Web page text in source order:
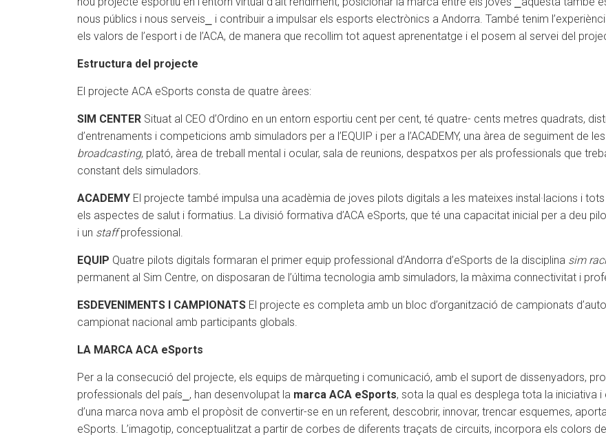
nous públics i nous serveis⎯ i contribuir a impulsar els esports electrònics a Andorra. També tenim
els valors de l’esport i de l’ACA, de manera que recollim tot aquest aprenentatge i el posem al servei del
Estructura del projecte
El projecte ACA eSports consta de quatre àrees:
SIM CENTER Situat al CEO d’Ordino en un entorn esportiu cent per cent, té quatre- cents metres quadrats,
d’entrenaments i competicions amb simuladors per a l’EQUIP i per a l’ACADEMY, una àrea de seguiment de
broadcasting, plató, àrea de treball mental i ocular, sala de reunions, despatxos per als professionals que
constant dels simuladors.
ACADEMY El projecte també impulsa una acadèmia de joves pilots digitals a les mateixes instal·lacions i
els aspectes de salut i formatius. La divisió formativa d’ACA eSports, que té una capacitat inicial per a deu
i un staffprofessional.
EQUIP Quatre pilots digitals formaran el primer equip professional d’Andorra d’eSports de la disciplina sim
permanent al Sim Centre, on disposaran de l’última tecnologia amb simuladors, la màxima connectivitat i
ESDEVENIMENTS I CAMPIONATS El projecte es completa amb un bloc d’organització de campionats
campionat nacional amb participants globals.
LA MARCA ACA eSports
Per a la consecució del projecte, els equips de màrqueting i comunicació, amb el suport de dissenyadors,
professionals del país⎯, han desenvolupat la marca ACA eSports, sota la qual es desplega tota la iniciativa
d’una marca nova amb el propòsit de convertir-se en un referent, descobrir, innovar, trencar esquemes,
eSports. L’imagotip, conceptualitzat a partir de corbes de diferents traçats de circuits, incorpora els colors